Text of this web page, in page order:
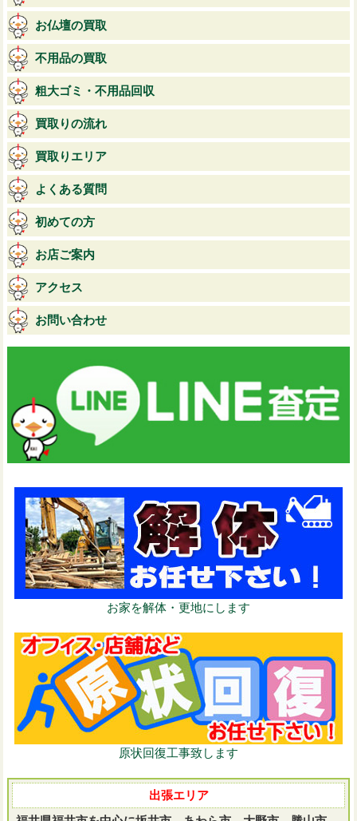
お仏壇の買取
不用品の買取
粗大ゴミ・不用品回収
買取りの流れ
買取りエリア
よくある質問
初めての方
お店ご案内
アクセス
お問い合わせ
お家を解体・更地にします
原状回復工事致します
出張エリア